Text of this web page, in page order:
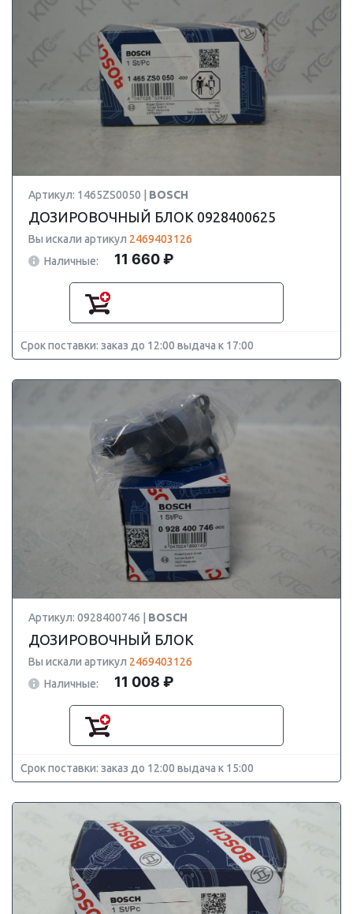
Артикул: 1465ZS0050 | BOSCH
ДОЗИРОВОЧНЫЙ БЛОК 0928400625
Вы искали артикул 2469403126
Наличные:
11 660 ₽
Срок поставки: заказ до 12:00 выдача к 17:00
Артикул: 0928400746 | BOSCH
ДОЗИРОВОЧНЫЙ БЛОК
Вы искали артикул 2469403126
Наличные:
11 008 ₽
Срок поставки: заказ до 12:00 выдача к 15:00